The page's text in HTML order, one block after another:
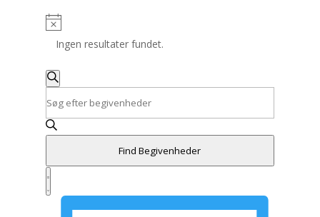
Ingen resultater fundet.
Begivenheder
Search
and
Views
Navigation
Søg
efter
begivenheder
nøgleord.
Søg
på
nøgleord.
Find Begivenheder
Begivenhed
Views
Navigation
Summary